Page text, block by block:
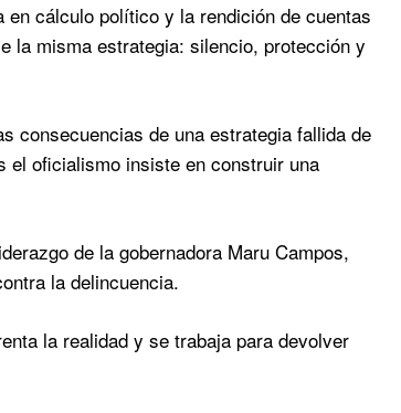
cálculo político y la rendición de cuentas
la misma estrategia: silencio, protección y
consecuencias de una estrategia fallida de
el oficialismo insiste en construir una
de la gobernadora Maru Campos,
la delincuencia.
la realidad y se trabaja para devolver